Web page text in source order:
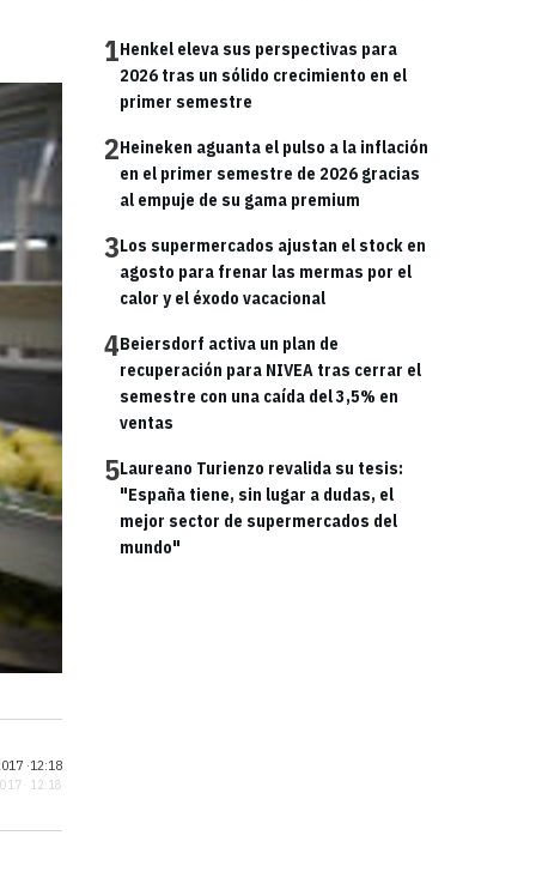
1Henkel eleva sus perspectivas para
2026 tras un sólido crecimiento en el
primer semestre
2Heineken aguanta el pulso a la inflación
en el primer semestre de 2026 gracias
al empuje de su gama premium
3Los supermercados ajustan el stock en
agosto para frenar las mermas por el
calor y el éxodo vacacional
4Beiersdorf activa un plan de
recuperación para NIVEA tras cerrar el
semestre con una caída del 3,5% en
ventas
5Laureano Turienzo revalida su tesis:
"España tiene, sin lugar a dudas, el
mejor sector de supermercados del
mundo"
·12:18
· 12:18